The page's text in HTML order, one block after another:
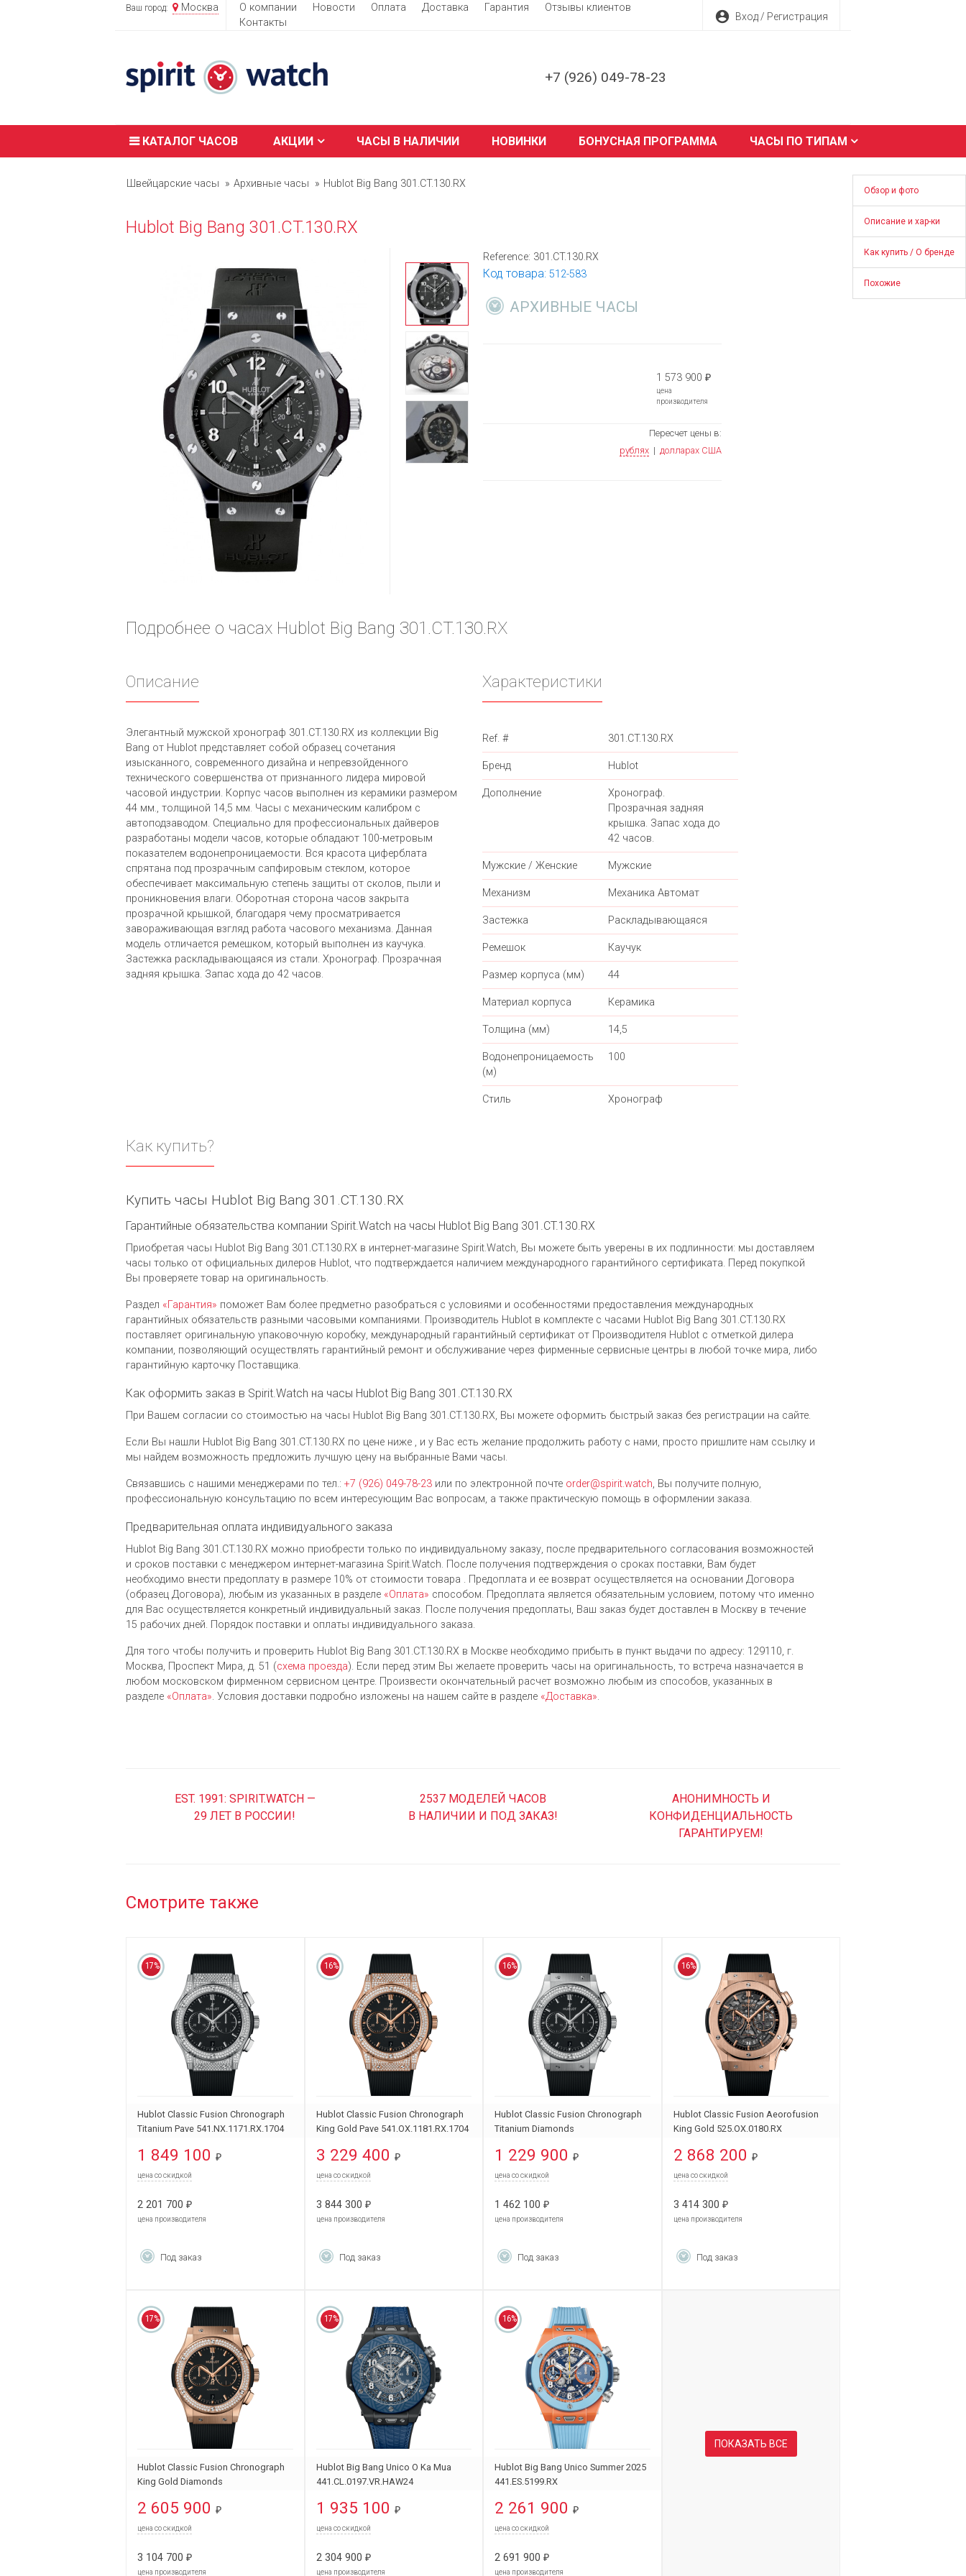
Ваш город: Москва О компании Новости Оплата Доставка Гарантия
Отзывы клиентов
Контакты
account_circle Вход / Регистрация
+7 (926) 049-78-23
КАТАЛОГ ЧАСОВ АКЦИИ ЧАСЫ В НАЛИЧИИ НОВИНКИ БОНУСНАЯ ПРОГРАММА ЧАСЫ ПО ТИПАМ
Обзор и фото
Описание и хар-ки
Как купить / О бренде
Похожие
Швейцарские часы Архивные часы Hublot Big Bang 301.CT.130.RX
Hublot Big Bang 301.CT.130.RX
Reference: 301.CT.130.RX
Код товара: 512-583
АРХИВНЫЕ ЧАСЫ
1 573 900₽
цена
производителя
Пересчет цены в:
рублях | долларах США
Подробнее о часах Hublot Big Bang 301.CT.130.RX
Описание
Элегантный мужской хронограф 301.CT.130.RX из коллекции Big
Bang от Hublot представляет собой образец сочетания
изысканного, современного дизайна и непревзойденного
технического совершенства от признанного лидера мировой
часовой индустрии. Корпус часов выполнен из керамики размером
44 мм., толщиной 14,5 мм. Часы с механическим калибром с
автоподзаводом. Специально для профессиональных дайверов
разработаны модели часов, которые обладают 100-метровым
показателем водонепроницаемости. Вся красота циферблата
спрятана под прозрачным сапфировым стеклом, которое
обеспечивает максимальную степень защиты от сколов, пыли и
проникновения влаги. Оборотная сторона часов закрыта
прозрачной крышкой, благодаря чему просматривается
завораживающая взгляд работа часового механизма. Данная
модель отличается ремешком, который выполнен из каучука.
Застежка раскладывающаяся из стали. Хронограф. Прозрачная
задняя крышка. Запас хода до 42 часов.
Характеристики
Ref. # 301.CT.130.RX
Бренд Hublot
Дополнение
Хронограф.
Прозрачная задняя
крышка. Запас хода до
42 часов.
Мужские / Женские Мужские
Механизм Механика Автомат
Застежка Раскладывающаяся
Ремешок Каучук
Размер корпуса (мм) 44
Материал корпуса Керамика
Толщина (мм) 14,5
Водонепроницаемость
(м)
100
Стиль Хронограф
Как купить?
Купить часы Hublot Big Bang 301.CT.130.RX
Гарантийные обязательства компании Spirit.Watch на часы Hublot Big Bang 301.CT.130.RX
Приобретая часы Hublot Big Bang 301.CT.130.RX в интернет-магазине Spirit.Watch, Вы можете быть уверены в их подлинности: мы доставляем
часы только от официальных дилеров Hublot, что подтверждается наличием международного гарантийного сертификата. Перед покупкой
Вы проверяете товар на оригинальность.
Раздел «Гарантия» поможет Вам более предметно разобраться с условиями и особенностями предоставления международных
гарантийных обязательств разными часовыми компаниями. Производитель Hublot в комплекте с часами Hublot Big Bang 301.CT.130.RX
поставляет оригинальную упаковочную коробку, международный гарантийный сертификат от Производителя Hublot c отметкой дилера
компании, позволяющий осуществлять гарантийный ремонт и обслуживание через фирменные сервисные центры в любой точке мира, либо
гарантийную карточку Поставщика.
Как оформить заказ в Spirit.Watch на часы Hublot Big Bang 301.CT.130.RX
При Вашем согласии со стоимостью на часы Hublot Big Bang 301.CT.130.RX, Вы можете оформить быстрый заказ без регистрации на сайте.
Если Вы нашли Hublot Big Bang 301.CT.130.RX по цене ниже , и у Вас есть желание продолжить работу с нами, просто пришлите нам ссылку и
мы найдем возможность предложить лучшую цену на выбранные Вами часы.
Связавшись с нашими менеджерами по тел.: +7 (926) 049-78-23 или по электронной почте order@spirit.watch, Вы получите полную,
профессиональную консультацию по всем интересующим Вас вопросам, а также практическую помощь в оформлении заказа.
Предварительная оплата индивидуального заказа
Hublot Big Bang 301.CT.130.RX можно приобрести только по индивидуальному заказу, после предварительного согласования возможностей
и сроков поставки с менеджером интернет-магазина Spirit.Watch. После получения подтверждения о сроках поставки, Вам будет
необходимо внести предоплату в размере 10% от стоимости товара . Предоплата и ее возврат осуществляется на основании Договора
(образец Договора), любым из указанных в разделе «Оплата» способом. Предоплата является обязательным условием, потому что именно
для Вас осуществляется конкретный индивидуальный заказ. После получения предоплаты, Ваш заказ будет доставлен в Москву в течение
15 рабочих дней. Порядок поставки и оплаты индивидуального заказа.
Для того чтобы получить и проверить Hublot Big Bang 301.CT.130.RX в Москве необходимо прибыть в пункт выдачи по адресу: 129110, г.
Москва, Проспект Мира, д. 51 (схема проезда). Если перед этим Вы желаете проверить часы на оригинальность, то встреча назначается в
любом московском фирменном сервисном центре. Произвести окончательный расчет возможно любым из cпособов, указанных в
разделе «Оплата». Условия доставки подробно изложены на нашем сайте в разделе «Доставка».
EST. 1991: SPIRIT.WATCH —
29 ЛЕТ В РОССИИ!
2537 МОДЕЛЕЙ ЧАСОВ
В НАЛИЧИИ И ПОД ЗАКАЗ!
АНОНИМНОСТЬ И
КОНФИДЕНЦИАЛЬНОСТЬ
ГАРАНТИРУЕМ!
Смотрите также
17%
Hublot Classic Fusion Chronograph
Titanium Pave 541.NX.1171.RX.1704
1 849 100 ₽
цена со скидкой
2 201 700 ₽
цена производителя
Под заказ
16%
Hublot Classic Fusion Chronograph
King Gold Pave 541.OX.1181.RX.1704
3 229 400 ₽
цена со скидкой
3 844 300 ₽
цена производителя
Под заказ
16%
Hublot Classic Fusion Chronograph
Titanium Diamonds
1 229 900 ₽
цена со скидкой
1 462 100 ₽
цена производителя
Под заказ
16%
Hublot Classic Fusion Aeorofusion
King Gold 525.OX.0180.RX
2 868 200 ₽
цена со скидкой
3 414 300 ₽
цена производителя
Под заказ
17%
Hublot Classic Fusion Chronograph
King Gold Diamonds
2 605 900 ₽
цена со скидкой
3 104 700 ₽
цена производителя
17%
Hublot Big Bang Unico O Ka Mua
441.CL.0197.VR.HAW24
1 935 100 ₽
цена со скидкой
2 304 900 ₽
цена производителя
16%
Hublot Big Bang Unico Summer 2025
441.ES.5199.RX
2 261 900 ₽
цена со скидкой
2 691 900 ₽
цена производителя
ПОКАЗАТЬ ВСЕ